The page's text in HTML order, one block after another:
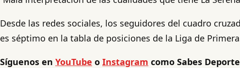
Desde las redes sociales, los seguidores del cuadro
es séptimo en la tabla de posiciones de la Liga de
Síguenos en YouTube o Instagram como Sabes